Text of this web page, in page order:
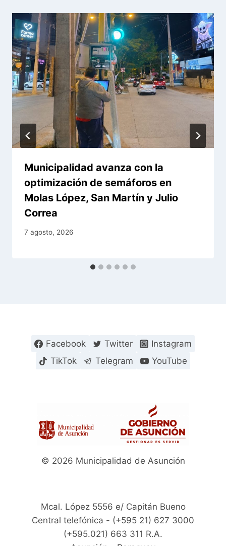
Municipalidad avanza con la
optimización de semáforos en
Molas López, San Martín y Julio
Correa
7 agosto, 2026
Facebook Twitter
Instagram
TikTok
Telegram YouTube
© 2026 Municipalidad de Asunción
Mcal. López 5556 e/ Capitán Bueno
Central telefónica - (+595 21) 627 3000
(+595.021) 663 311 R.A.